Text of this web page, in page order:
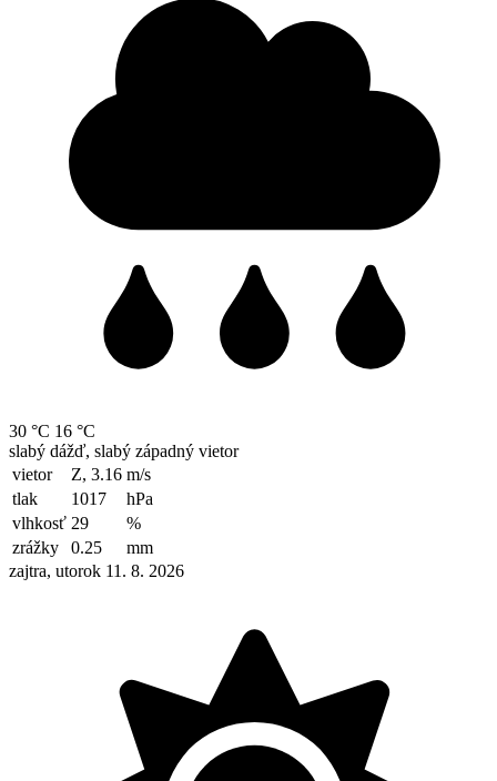
30 °C 16 °C
slabý dážď, slabý západný vietor
vietor
Z, 3.16 m/s
tlak
1017
hPa
vlhkosť 29
%
zrážky
0.25
mm
zajtra, utorok 11. 8. 2026